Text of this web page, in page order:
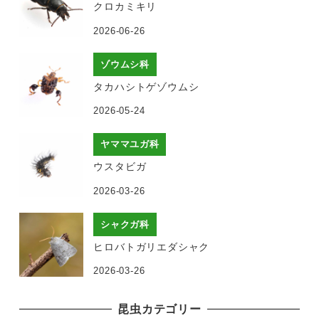
クロカミキリ
2026-06-26
ゾウムシ科
タカハシトゲゾウムシ
2026-05-24
ヤママユガ科
ウスタビガ
2026-03-26
シャクガ科
ヒロバトガリエダシャク
2026-03-26
昆虫カテゴリー